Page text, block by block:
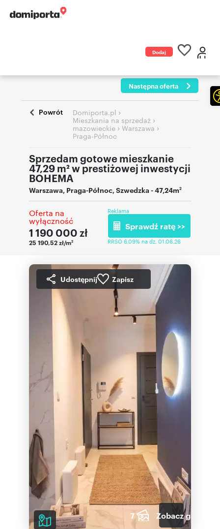
Dodaj
Następna oferta
Powrót Domiporta.pl ›
Mieszkania na sprzedaż ›
mazowieckie › Warszawa ›
Praga-Północ
Sprzedam gotowe mieszkanie
47,29 m² w prestiżowej inwestycji
BOHEMA
Warszawa, Praga-Północ,Szwedzka- 47,24m2
Oferta na
wyłączność
1 190 000 zł
25 190,52 zł/m2
Reklama
Sprawdź ratę >>
RRSO 6,09% na dz. 01.06.26
Udostępnij Zapisz
7 Zobacz galerię